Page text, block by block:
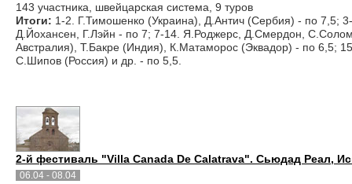
143 участника, швейцарская система, 9 туров
Итоги: 1-2. Г.Тимошенко (Украина), Д.Антич (Сербия) - по 7,5;
Д.Йохансен, Г.Лэйн - по 7; 7-14. Я.Роджерс, Д.Смердон,
Австралия), Т.Бакре (Индия), К.Матаморос (Эквадор) - по 6,5;
С.Шипов (Россия) и др. - по 5,5.
2-й фестиваль "Villa Canada De Calatrava". Сьюдад Реал,
06.04 - 08.04